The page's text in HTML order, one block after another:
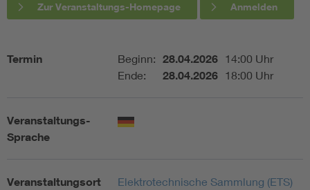
Zur Veranstaltungs-Homepage Anmelden
Termin Beginn: 28.04.2026 14:00 Uhr
Ende:
28.04.2026 18:00 Uhr
Veranstaltungs-
Sprache
Veranstaltungsort
Elektrotechnische Sammlung (ETS)